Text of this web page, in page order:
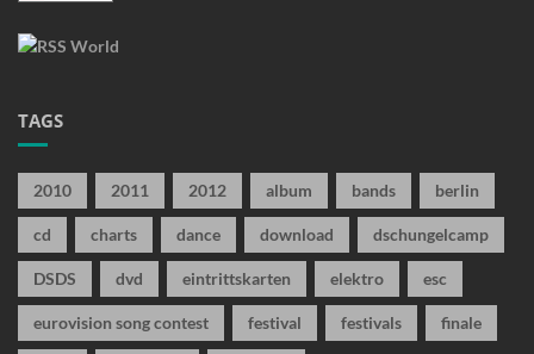
TAGS
2010 2011 2012 album bands berlin
cd charts dance download dschungelcamp
DSDS dvd eintrittskarten elektro esc
eurovision song contest festival festivals finale